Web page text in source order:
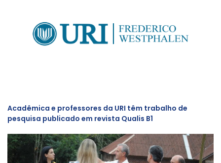
Acadêmica e professores da URI têm trabalho de
pesquisa publicado em revista Qualis B1